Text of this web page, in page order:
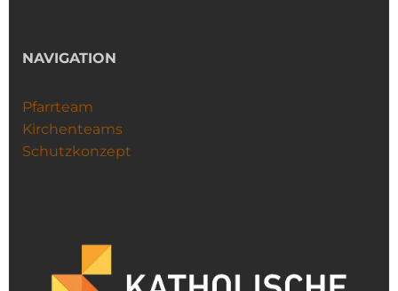
NAVIGATION
Pfarrteam
Kirchenteams
Schutzkonzept